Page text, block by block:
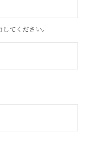
てください。